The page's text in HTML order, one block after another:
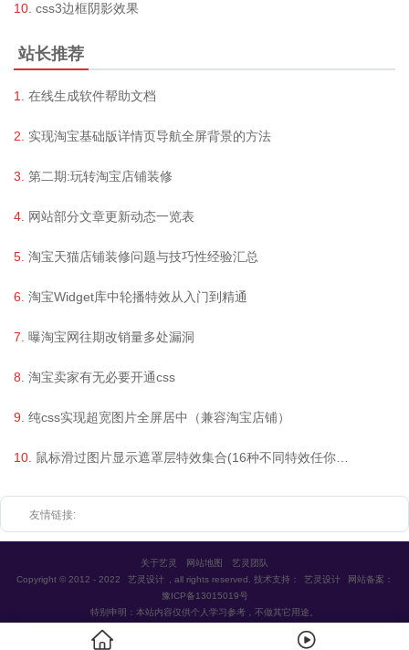
css3边框阴影效果
站长推荐
在线生成软件帮助文档
实现淘宝基础版详情页导航全屏背景的方法
第二期:玩转淘宝店铺装修
网站部分文章更新动态一览表
淘宝天猫店铺装修问题与技巧性经验汇总
淘宝Widget库中轮播特效从入门到精通
曝淘宝网往期改销量多处漏洞
淘宝卖家有无必要开通css
纯css实现超宽图片全屏居中（兼容淘宝店铺）
鼠标滑过图片显示遮罩层特效集合(16种不同特效任你挑选)
友情链接:
关于艺灵 网站地图
艺灵团队
Copyright © 2012 - 2022
艺灵设计 , all rights reserved. 技术支持： 艺灵设计
网站备案：
豫ICP备13015019号
特别申明：本站内容仅供个人学习参考，不做其它用途。
 